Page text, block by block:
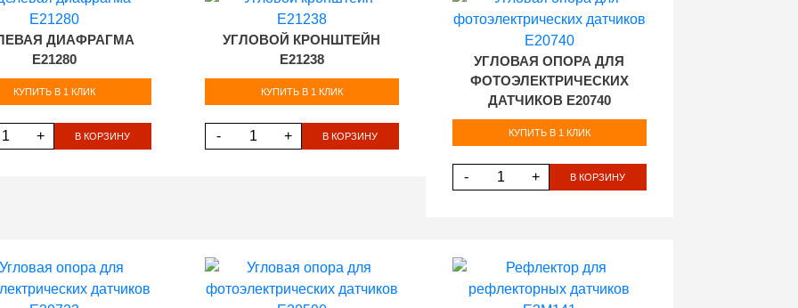
ДИАФРАГМА
E21280
КУПИТЬ В 1 КЛИК
+ В КОРЗИНУ
УГЛОВОЙ КРОНШТЕЙН
E21238
КУПИТЬ В 1 КЛИК
- + В КОРЗИНУ
УГЛОВАЯ ОПОРА ДЛЯ
ФОТОЭЛЕКТРИЧЕСКИХ
ДАТЧИКОВ E20740
КУПИТЬ В 1 КЛИК
- + В КОРЗИНУ